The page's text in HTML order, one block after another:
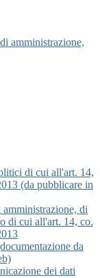
amministrazione,
di cui all'art. 14,
(da pubblicare in
di
di cui all'art. 14, co.
da
dei dati